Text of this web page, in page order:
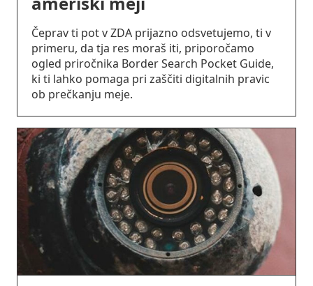
Čeprav ti pot v ZDA prijazno odsvetujemo, ti v
primeru, da tja res moraš iti, priporočamo
ogled priročnika Border Search Pocket Guide,
ki ti lahko pomaga pri zaščiti digitalnih pravic
ob prečkanju meje.